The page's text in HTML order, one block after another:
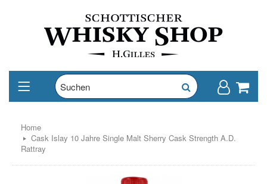
Home
Cask Islay 10 Jahre Single Malt Sherry Cask Strength A.D.
Rattray